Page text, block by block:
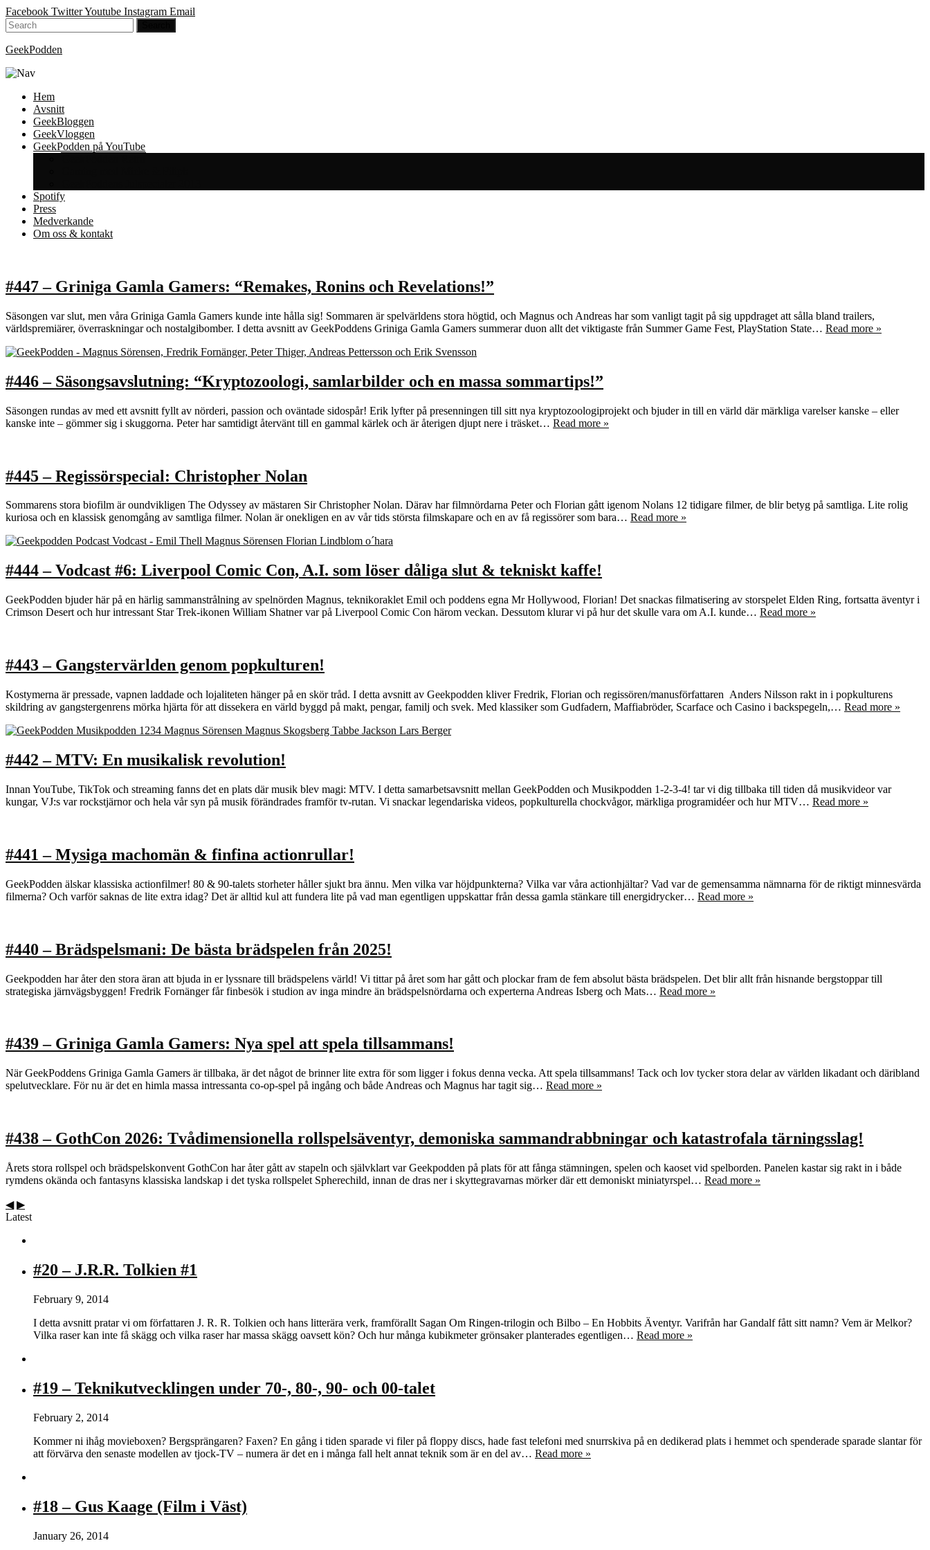
Facebook TwitterYoutube Instagram Email
GeekPodden
Hem
Avsnitt
GeekBloggen
GeekVloggen
GeekPodden på YouTube
Spotify
Press
Medverkande
Om oss & kontakt
#447 – Griniga Gamla Gamers: “Remakes, Ronins och Revelations!”
Säsongen var slut, men våra Griniga Gamla Gamers kunde inte hålla sig! Sommaren är spelvärldens stora högtid, och Magnus och Andreas har som vanligt tagit på sig uppdraget att sålla bland trailers,
världspremiärer, överraskningar och nostalgibomber. I detta avsnitt av GeekPoddens Griniga Gamla Gamers summerar duon allt det viktigaste från Summer Game Fest, PlayStation State… Read more »
#446 – Säsongsavslutning: “Kryptozoologi, samlarbilder och en massa sommartips!”
Säsongen rundas av med ett avsnitt fyllt av nörderi, passion och oväntade sidospår! Erik lyfter på presenningen till sitt nya kryptozoologiprojekt och bjuder in till en värld där märkliga varelser kanske – eller
kanske inte – gömmer sig i skuggorna. Peter har samtidigt återvänt till en gammal kärlek och är återigen djupt nere i träsket… Read more »
#445 – Regissörspecial: Christopher Nolan
Sommarens stora biofilm är oundvikligen The Odyssey av mästaren Sir Christopher Nolan. Därav har filmnördarna Peter och Florian gått igenom Nolans 12 tidigare filmer, de blir betyg på samtliga. Lite rolig
kuriosa och en klassisk genomgång av samtliga filmer. Nolan är onekligen en av vår tids största filmskapare och en av få regissörer som bara… Read more »
#444 – Vodcast #6: Liverpool Comic Con, A.I. som löser dåliga slut & tekniskt kaffe!
GeekPodden bjuder här på en härlig sammanstrålning av spelnörden Magnus, teknikoraklet Emil och poddens egna Mr Hollywood, Florian! Det snackas filmatisering av storspelet Elden Ring, fortsatta äventyr i
Crimson Desert och hur intressant Star Trek-ikonen William Shatner var på Liverpool Comic Con härom veckan. Dessutom klurar vi på hur det skulle vara om A.I. kunde… Read more »
#443 – Gangstervärlden genom popkulturen!
Kostymerna är pressade, vapnen laddade och lojaliteten hänger på en skör tråd. I detta avsnitt av Geekpodden kliver Fredrik, Florian och regissören/manusförfattaren Anders Nilsson rakt in i popkulturens
skildring av gangstergenrens mörka hjärta för att dissekera en värld byggd på makt, pengar, familj och svek. Med klassiker som Gudfadern, Maffiabröder, Scarface och Casino i backspegeln,… Read more »
#442 – MTV: En musikalisk revolution!
Innan YouTube, TikTok och streaming fanns det en plats där musik blev magi: MTV. I detta samarbetsavsnitt mellan GeekPodden och Musikpodden 1-2-3-4! tar vi dig tillbaka till tiden då musikvideor var
kungar, VJ:s var rockstjärnor och hela vår syn på musik förändrades framför tv‑rutan. Vi snackar legendariska videos, popkulturella chockvågor, märkliga programidéer och hur MTV… Read more »
#441 – Mysiga machomän & finfina actionrullar!
GeekPodden älskar klassiska actionfilmer! 80 & 90-talets storheter håller sjukt bra ännu. Men vilka var höjdpunkterna? Vilka var våra actionhjältar? Vad var de gemensamma nämnarna för de riktigt minnesvärda
filmerna? Och varför saknas de lite extra idag? Det är alltid kul att fundera lite på vad man egentligen uppskattar från dessa gamla stänkare till energidrycker… Read more »
#440 – Brädspelsmani: De bästa brädspelen från 2025!
Geekpodden har åter den stora äran att bjuda in er lyssnare till brädspelens värld! Vi tittar på året som har gått och plockar fram de fem absolut bästa brädspelen. Det blir allt från hisnande bergstoppar till
strategiska järnvägsbyggen! Fredrik Fornänger får finbesök i studion av inga mindre än brädspelsnördarna och experterna Andreas Isberg och Mats… Read more »
#439 – Griniga Gamla Gamers: Nya spel att spela tillsammans!
När GeekPoddens Griniga Gamla Gamers är tillbaka, är det något de brinner lite extra för som ligger i fokus denna vecka. Att spela tillsammans! Tack och lov tycker stora delar av världen likadant och däribland
spelutvecklare. För nu är det en himla massa intressanta co-op-spel på ingång och både Andreas och Magnus har tagit sig… Read more »
#438 – GothCon 2026: Tvådimensionella rollspelsäventyr, demoniska sammandrabbningar och katastrofala tärningsslag!
Årets stora rollspel och brädspelskonvent GothCon har åter gått av stapeln och självklart var Geekpodden på plats för att fånga stämningen, spelen och kaoset vid spelborden. Panelen kastar sig rakt in i både
rymdens okända och fantasyns klassiska landskap i det tyska rollspelet Spherechild, innan de dras ner i skyttegravarnas mörker där ett demoniskt miniatyrspel… Read more »
◀ ▶
Latest
#20 – J.R.R. Tolkien #1
February 9, 2014
I detta avsnitt pratar vi om författaren J. R. R. Tolkien och hans litterära verk, framförallt Sagan Om Ringen-trilogin och Bilbo – En Hobbits Äventyr. Varifrån har Gandalf fått sitt namn? Vem är Melkor?
Vilka raser kan inte få skägg och vilka raser har massa skägg oavsett kön? Och hur många kubikmeter grönsaker planterades egentligen… Read more »
#19 – Teknikutvecklingen under 70-, 80-, 90- och 00-talet
February 2, 2014
Kommer ni ihåg movieboxen? Bergsprängaren? Faxen? En gång i tiden sparade vi filer på floppy discs, hade fast telefoni med snurrskiva på en dedikerad plats i hemmet och spenderade sparade slantar för
att förvärva den senaste modellen av tjock-TV – numera är det en i många fall helt annat teknik som är en del av… Read more »
#18 – Gus Kaage (Film i Väst)
January 26, 2014